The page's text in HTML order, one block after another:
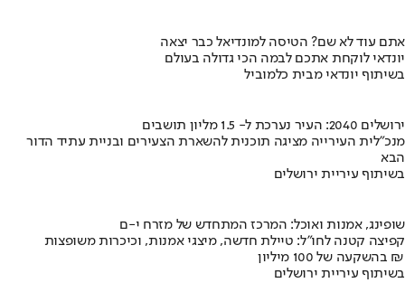
אתם עוד לא שם? הטיסה למונדיאל כבר יצאה
יונדאי לוקחת אתכם לבמה הכי גדולה בעולם
בשיתוף יונדאי מבית כלמוביל
ירושלים 2040: העיר נערכת ל- 1.5 מליון תושבים
מנכ"לית העירייה מציגה תוכנית להשארת הצעירים ובניית עתיד הדור
הבא
בשיתוף עיריית ירושלים
שופינג, אמנות ואוכל: המרכז המתחדש של מזרח י-ם
קפיצה קטנה לחו"ל: טיילת חדשה, מיצגי אמנות, וכיכרות משופצות
בהשקעה של 100 מיליון ₪
בשיתוף עיריית ירושלים